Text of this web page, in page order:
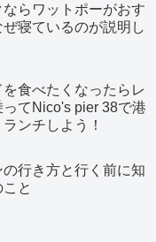
らワットポーがおす
寝ているのが説明し
食べたくなったらレ
てNico's pier 38で港
ンチしよう！
行き方と行く前に知
と